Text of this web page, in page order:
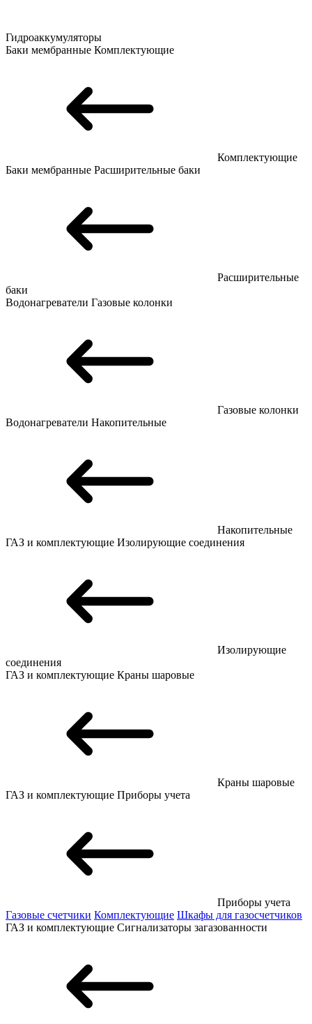
Гидроаккумуляторы
Баки мембранные Комплектующие
Комплектующие
Баки мембранные Расширительные баки
Расширительные
баки
Водонагреватели Газовые колонки
Газовые колонки
Водонагреватели Накопительные
Накопительные
ГАЗ и комплектующие Изолирующие соединения
Изолирующие
соединения
ГАЗ и комплектующие Краны шаровые
Краны шаровые
ГАЗ и комплектующие Приборы учета
Приборы учета
Газовые счетчики Комплектующие Шкафы для газосчетчиков
ГАЗ и комплектующие Сигнализаторы загазованности